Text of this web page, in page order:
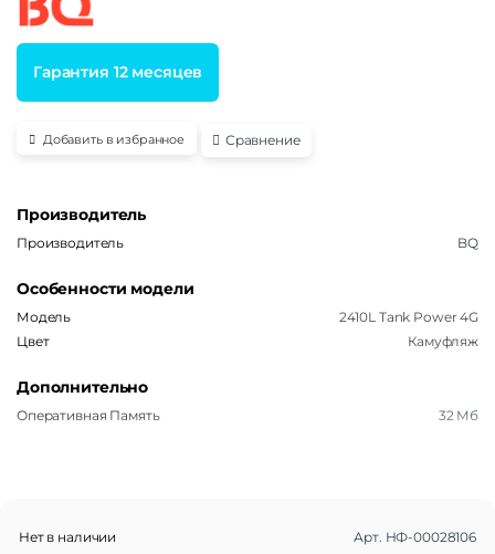
Гарантия 12 месяцев
Добавить в избранное Сравнение
Производитель
Производитель BQ
Особенности модели
Модель
2410L Tank Power 4G
Цвет
Камуфляж
Дополнительно
Оперативная Память 32 Мб
Нет в наличии Арт. НФ-00028106